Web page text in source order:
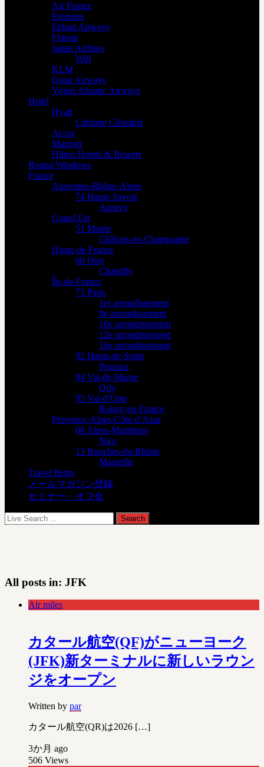
Air France
Emirates
Etihad Airways
Finnair
Japan Airlines
Wifi
KLM
Qatar Airways
Virgin Atlantic Airways
Hotel
Hyatt
Lifetime Globalist
Accor
Marriott
Hilton Hotels & Resorts
Round Windows
France
Auvergne-Rhône-Alpes
74 Haute-Savoie
Annecy
Grand Est
51 Marne
Châlons-en-Champagne
Hauts-de-France
60 Oise
Chantilly
Île-de-France
75 Paris
1er arrondissement
8e arrondissement
10e arrondissement
12e arrondissement
16e arrondissement
92 Hauts-de-Seine
Puteaux
94 Val-de-Marne
Orly
95 Val-d’Oise
Roissy-en-France
Provence-Alpes-Côte d’Azur
06 Alpes-Maritimes
Nice
13 Bouches-du-Rhône
Marseille
Travel Items
メールマガジン登録
セミナー・オフ会
All posts in: JFK
Air miles
カタール航空(QF)がニューヨーク
(JFK)新ターミナルに新しいラウン
ジをオープン
Written by par
カタール航空(QR)は2026 […]
3か月 ago
506 Views